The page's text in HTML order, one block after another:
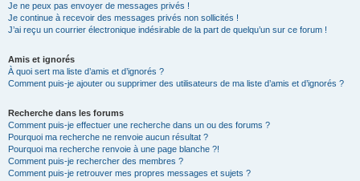
Je ne peux pas envoyer de messages privés !
Je continue à recevoir des messages privés non sollicités !
J’ai reçu un courrier électronique indésirable de la part de quelqu’un sur ce forum !
Amis et ignorés
À quoi sert ma liste d’amis et d’ignorés ?
Comment puis-je ajouter ou supprimer des utilisateurs de ma liste d’amis et d’ignorés ?
Recherche dans les forums
Comment puis-je effectuer une recherche dans un ou des forums ?
Pourquoi ma recherche ne renvoie aucun résultat ?
Pourquoi ma recherche renvoie à une page blanche ?!
Comment puis-je rechercher des membres ?
Comment puis-je retrouver mes propres messages et sujets ?